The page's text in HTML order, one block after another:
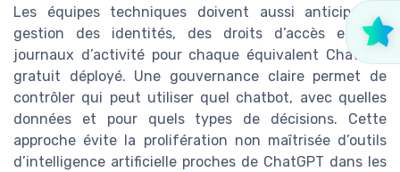
Les équipes techniques doivent aussi anticiper la
gestion des identités, des droits d’accès et des
journaux d’activité pour chaque équivalent ChatGPT
gratuit déployé. Une gouvernance claire permet de
contrôler qui peut utiliser quel chatbot, avec quelles
données et pour quels types de décisions. Cette
approche évite la prolifération non maîtrisée d’outils
d’intelligence artificielle proches de ChatGPT dans les